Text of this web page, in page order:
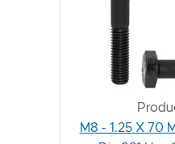
M8 - 1.25 X 70